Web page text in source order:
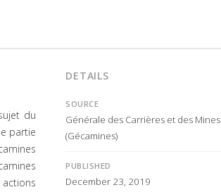
du
partie
DETAILS
SOURCE
Générale des Carrières et des Mines
(Gécamines)
PUBLISHED
December 23, 2019